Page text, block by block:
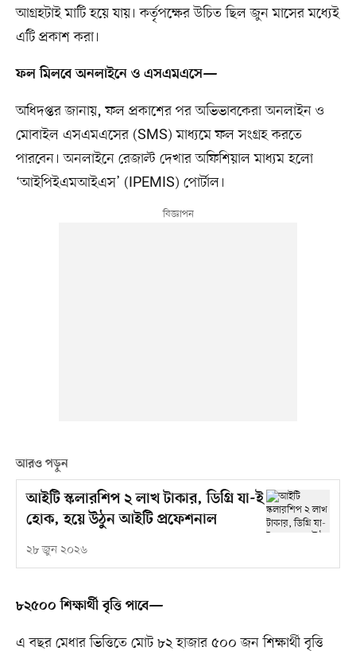
আগ্রহটাই মাটি হয়ে যায়। কর্তৃপক্ষের উচিত ছিল জুন মাসের মধ্যেই
এটি প্রকাশ করা।
ফল মিলবে অনলাইনে ও এসএমএসে—
অধিদপ্তর জানায়, ফল প্রকাশের পর অভিভাবকেরা অনলাইন ও
মোবাইল এসএমএসের (SMS) মাধ্যমে ফল সংগ্রহ করতে
পারবেন। অনলাইনে রেজাল্ট দেখার অফিশিয়াল মাধ্যম হলো
‘আইপিইএমআইএস’ (IPEMIS) পোর্টাল।
আরও পড়ুন
আইটি স্কলারশিপ ২ লাখ টাকার, ডিগ্রি যা-ই
হোক, হয়ে উঠুন আইটি প্রফেশনাল
২৮ জুন ২০২৬
৮২৫০০ শিক্ষার্থী বৃত্তি পাবে—
এ বছর মেধার ভিত্তিতে মোট ৮২ হাজার ৫০০ জন শিক্ষার্থী বৃত্তি